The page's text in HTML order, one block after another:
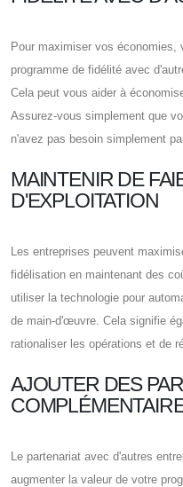
Pour maximiser vos
programme de fidélité avec
Cela peut vous aider à
Assurez-vous simplement que
n'avez pas besoin simplement
MAINTENIR DE
D'EXPLOITATION
Les entreprises peuvent
fidélisation en maintenant des
utiliser la technologie pour
de main-d'œuvre. Cela signifie
rationaliser les opérations et de
AJOUTER DES
Le partenariat avec d'autres
augmenter la valeur de votre